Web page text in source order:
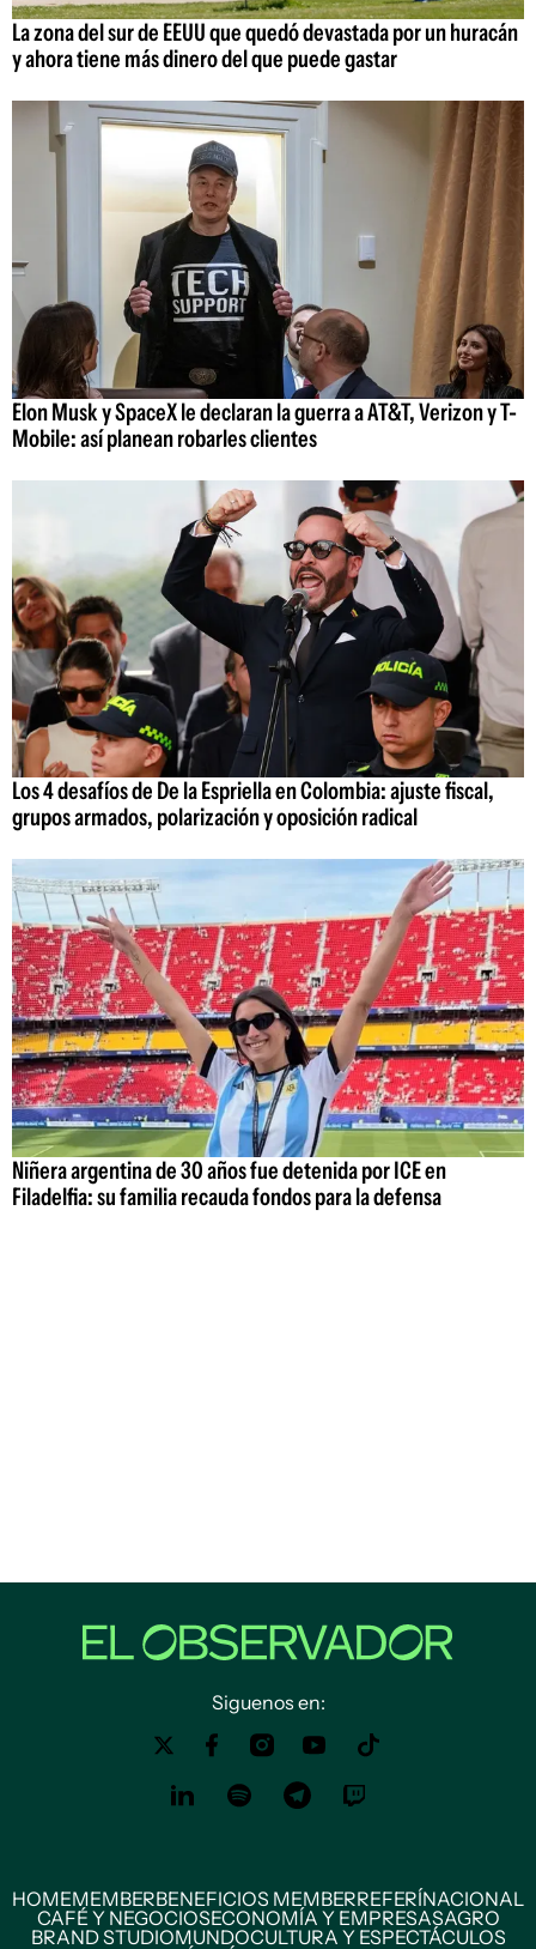
La zona del sur de EEUU que quedó devastada por un huracán
y ahora tiene más dinero del que puede gastar
Elon Musk y SpaceX le declaran la guerra a AT&T, Verizon y T-
Mobile: así planean robarles clientes
Los 4 desafíos de De la Espriella en Colombia: ajuste fiscal,
grupos armados, polarización y oposición radical
Niñera argentina de 30 años fue detenida por ICE en
Filadelfia: su familia recauda fondos para la defensa
Siguenos en:
HOMEMEMBERBENEFICIOS MEMBERREFERÍNACIONAL
CAFÉ Y NEGOCIOSECONOMÍA Y EMPRESASAGRO
BRAND STUDIOMUNDOCULTURA Y ESPECTÁCULOS